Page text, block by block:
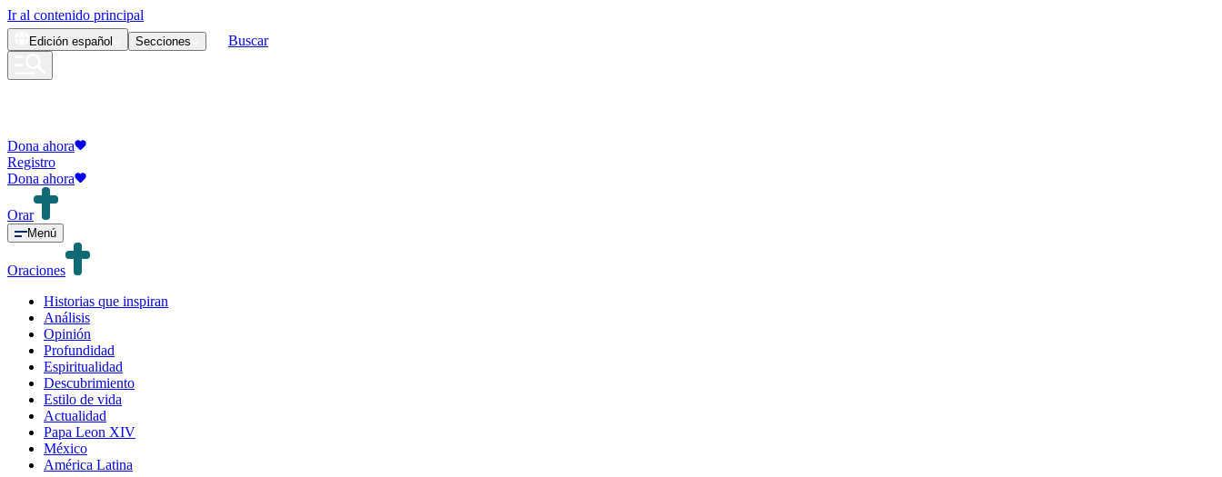
Ir al contenido principal
Edición español Secciones Buscar
Dona ahora
Registro
Dona ahora
Orar
Menú
Oraciones
Historias que inspiran
Análisis
Opinión
Profundidad
Espiritualidad
Descubrimiento
Estilo de vida
Actualidad
Papa Leon XIV
México
América Latina